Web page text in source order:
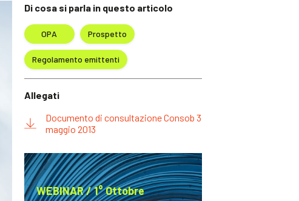
Di cosa si parla in questo articolo
OPA Prospetto
Regolamento emittenti
Allegati
Documento di consultazione Consob 3
maggio 2013
WEBINAR / 1° Ottobre